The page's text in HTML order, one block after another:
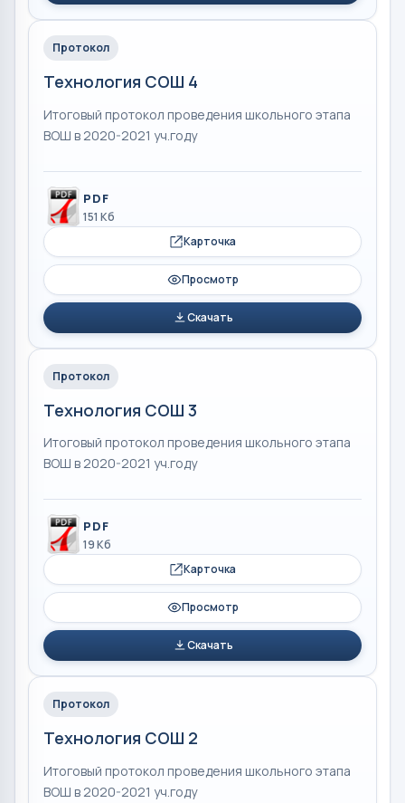
Протокол
Технология СОШ 4
Итоговый протокол проведения школьного этапа
ВОШ в 2020-2021 уч.году
PDF
151 Кб
Карточка
Просмотр
Скачать
Протокол
Технология СОШ 3
Итоговый протокол проведения школьного этапа
ВОШ в 2020-2021 уч.году
PDF
19 Кб
Карточка
Просмотр
Скачать
Протокол
Технология СОШ 2
Итоговый протокол проведения школьного этапа
ВОШ в 2020-2021 уч.году